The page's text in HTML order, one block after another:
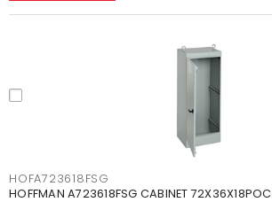
HOFA723618FSG
HOFFMAN A723618FSG CABINET